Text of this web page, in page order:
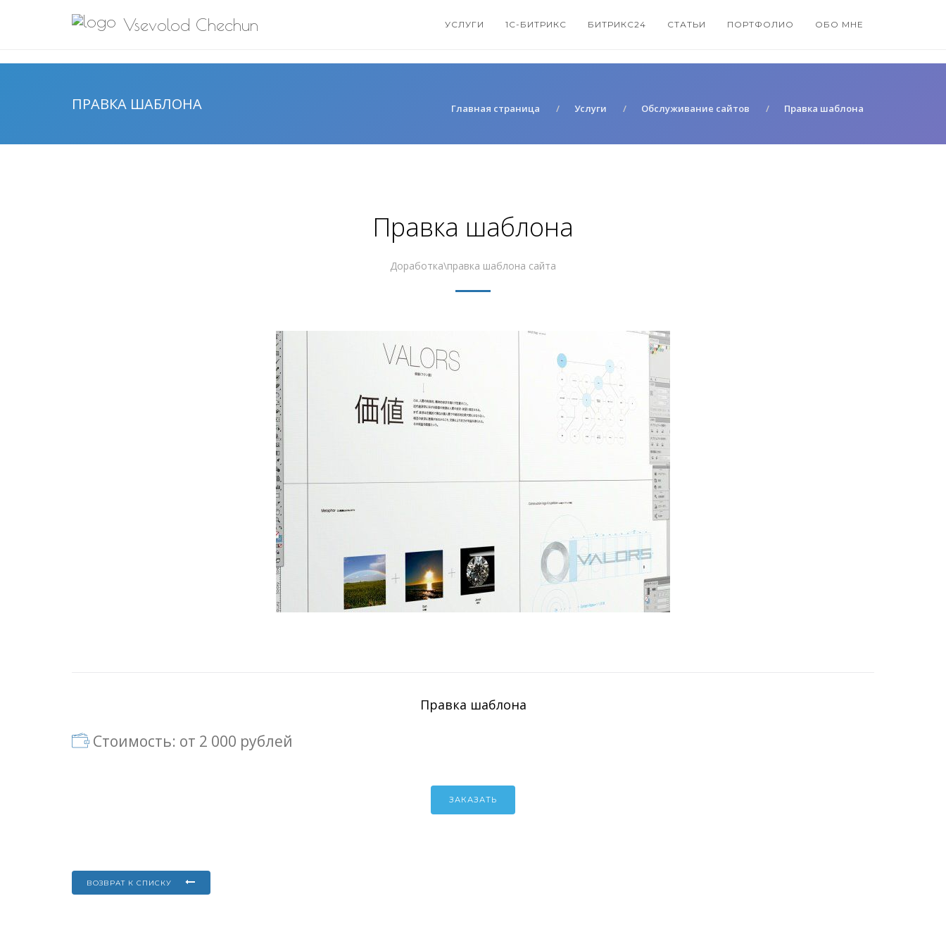
Vsevolod Chechun УСЛУГИ 1С-БИТРИКС БИТРИКС24 СТАТЬИ ПОРТФОЛИО ОБО МНЕ
ПРАВКА ШАБЛОНА Главная страница Услуги Обслуживание сайтов Правка шаблона
Правка шаблона
Доработка\правка шаблона сайта
Правка шаблона
Стоимость: от 2 000 рублей
ЗАКАЗАТЬ
ВОЗВРАТ К СПИСКУ